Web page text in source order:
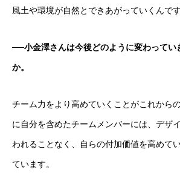
風土や環境が自然とできあがっていくんです
──小金澤さんは今後どのように変わってい
か。
チーム力をより高めていくことがこれから
に自分を含めたチームメンバーには、デザ
われることなく、自らの付加価値を高めて
ています。